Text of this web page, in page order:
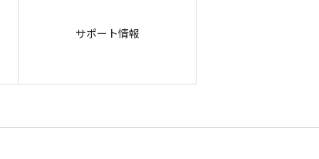
サポート情報